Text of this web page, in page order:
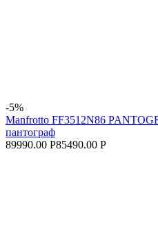
-5%
Manfrotto FF3512N86
пантограф
89990.00 Р85490.00 Р